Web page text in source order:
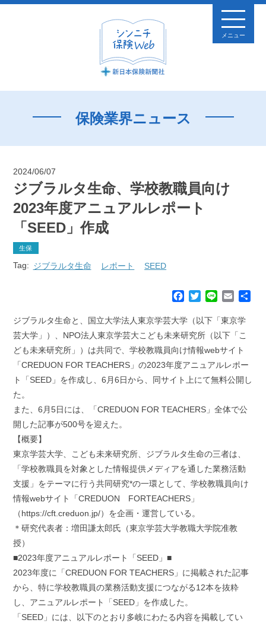
メニュー
保険業界ニュース
2024/06/07
ジブラルタ生命、学校教職員向け
2023年度アニュアルレポート
「SEED」作成
生保
Tag: ジブラルタ生命 レポート SEED
c
e
o
o
T
i
t
e
r
n
e
E
a
i
ジブラルタ生命と、国立大学法人東京学芸大学（以下「東京学
芸大学」）、NPO法人東京学芸大こども未来研究所（以下「こ
ども未来研究所」）は共同で、学校教職員向け情報webサイト
「CREDUON FOR TEACHERS」の2023年度アニュアルレポー
ト「SEED」を作成し、6月6日から、同サイト上にて無料公開し
た。
また、6月5日には、「CREDUON FOR TEACHERS」全体で公
開した記事が500号を迎えた。
【概要】
東京学芸大学、こども未来研究所、ジブラルタ生命の三者は、
「学校教職員を対象とした情報提供メディアを通した業務活動
支援」をテーマに行う共同研究*の一環として、学校教職員向け
情報webサイト「CREDUON FORTEACHERS」
（https://cft.creduon.jp/）を企画・運営している。
＊研究代表者：増田謙太郎氏（東京学芸大学教職大学院准教
授）
■2023年度アニュアルレポート「SEED」■
2023年度に「CREDUON FOR TEACHERS」に掲載された記事
から、特に学校教職員の業務活動支援につながる12本を抜粋
し、アニュアルレポート「SEED」を作成した。
「SEED」には、以下のとおり多岐にわたる内容を掲載してい